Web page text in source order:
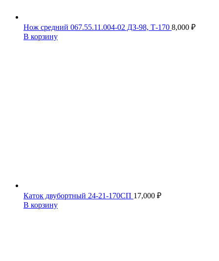
Нож средний 067.55.11.004-02 ДЗ-98, Т-170 8,000 ₽
В корзину
Каток двубортный 24-21-170СП 17,000 ₽
В корзину